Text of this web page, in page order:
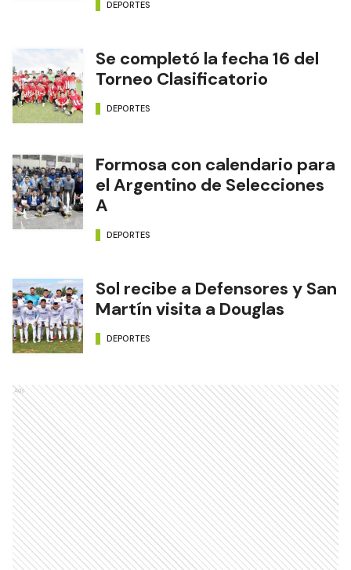
DEPORTES
Se completó la fecha 16 del
Torneo Clasificatorio
DEPORTES
Formosa con calendario para
el Argentino de Selecciones
A
DEPORTES
Sol recibe a Defensores y San
Martín visita a Douglas
DEPORTES
Ads